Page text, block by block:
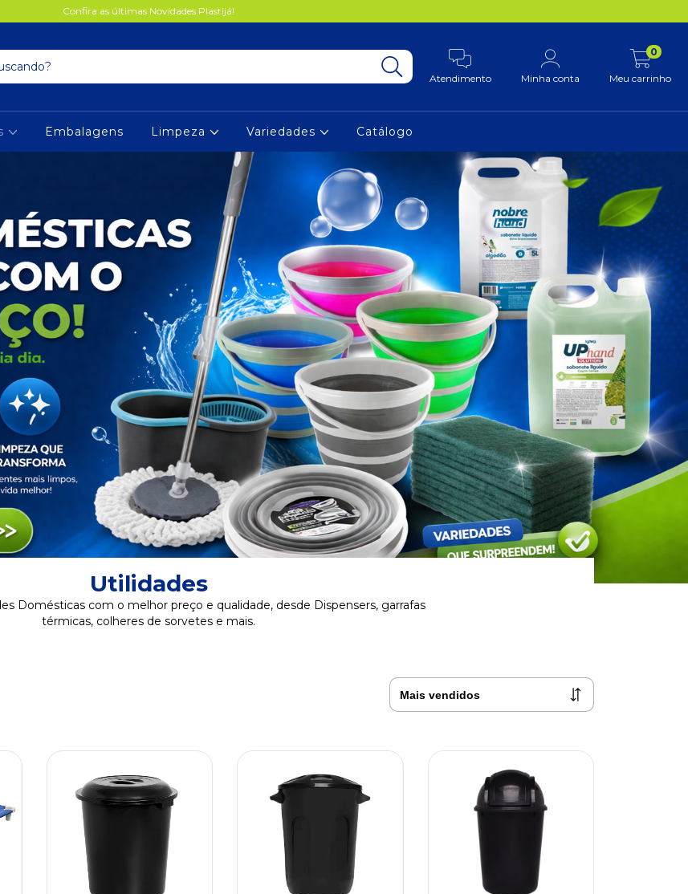
Confira as últimas Novidades Plastijá!
Atendimento Minha conta Meu carrinho
0
Embalagens Limpeza Variedades Catálogo
Utilidades
Domésticas com o melhor preço e qualidade, desde Dispensers, garrafas
térmicas, colheres de sorvetes e mais.